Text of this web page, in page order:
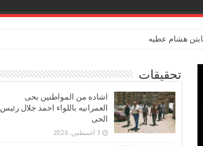
هشام عطيه
تحقيقات
اشاده من المواطنين بحى
العمرانيه باللواء احمد جلال رئيس
الحى
3 أغسطس، 2026